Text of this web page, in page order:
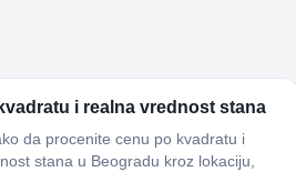
i realna vrednost stana
da procenite cenu po kvadratu i
stana u Beogradu kroz lokaciju,